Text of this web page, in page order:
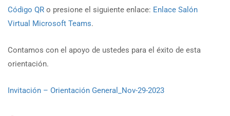
Código QR o presione el siguiente enlace: Enlace Salón
Virtual Microsoft Teams.
Contamos con el apoyo de ustedes para el éxito de esta
orientación.
Invitación – Orientación General_Nov-29-2023